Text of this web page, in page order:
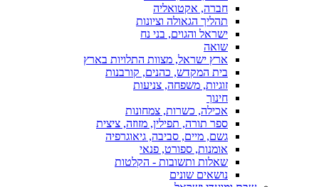
חברה, אקטואליה
תהליך הגאולה וציונות
ישראל והגוים, בני נח
שואה
ארץ ישראל, מצוות התלויות בארץ
בית המקדש, כהנים, קורבנות
זוגיות, משפחה, צניעות
חינוך
אכילה, כשרות, צמחונות
ספר תורה, תפילין, מזוזה, ציצית
גשם, מיים, סביבה, גיאוגרפיה
אומנות, ספורט, פנאי
שאלות ותשובות - הקלטות
נושאים שונים